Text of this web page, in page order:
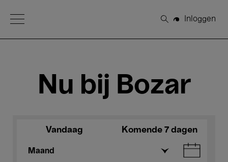
Open Menu
Zoeken
Inloggen
Nu bij Bozar
Vandaag Komende 7 dagen
Maand